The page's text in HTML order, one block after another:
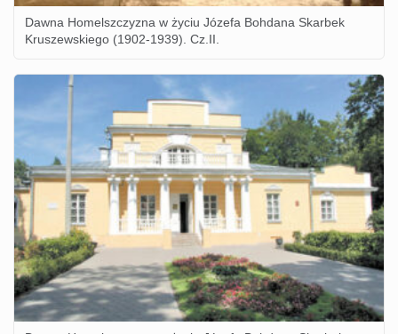
Dawna Homelszczyzna w życiu Józefa Bohdana Skarbek
Kruszewskiego (1902-1939). Cz.II.